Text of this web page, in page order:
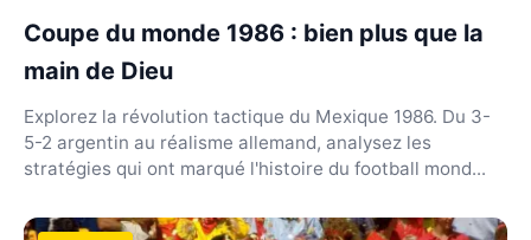
Coupe du monde 1986 : bien plus que la
main de Dieu
Explorez la révolution tactique du Mexique 1986. Du 3-
5-2 argentin au réalisme allemand, analysez les
stratégies qui ont marqué l'histoire du football mond...